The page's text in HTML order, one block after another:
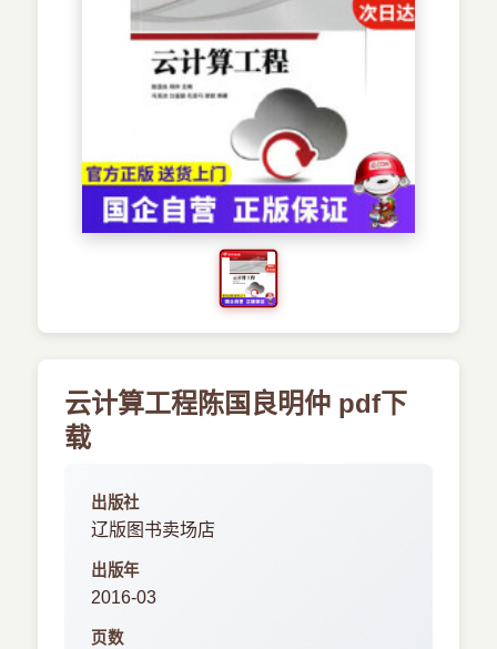
新兴语言
预订书籍
云计算工程陈国良明仲 pdf下
载
出版社
辽版图书卖场店
出版年
2016-03
页数